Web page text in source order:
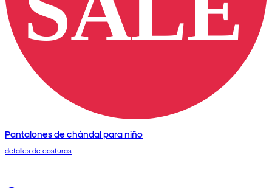
Pantalones de chándal para niño
detalles de costuras